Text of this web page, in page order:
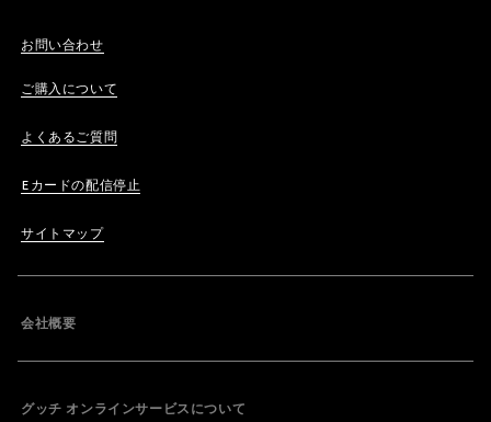
お問い合わせ
ご購入について
よくあるご質問
Eカードの配信停止
サイトマップ
会社概要
グッチ オンラインサービスについて